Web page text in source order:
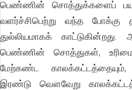
பெண்ணின் சொத்துக்களைப்
வளர்ச்சிபெற்று வந்த
துல்லியமாகக்
பெண்ணின் சொத்துகள்,
மேற்கண்ட
இரண்டு வௌவேறு